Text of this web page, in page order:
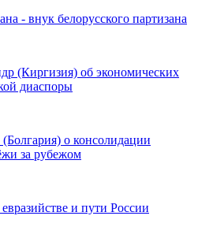
- внук белорусского партизана
(Киргизия) об экономических
диаспоры
о консолидации
за рубежом
и пути России